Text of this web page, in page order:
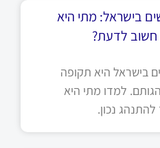
בישראל: מתי היא
לדעת?
בישראל היא תקופה
למדו מתי היא
נכון.